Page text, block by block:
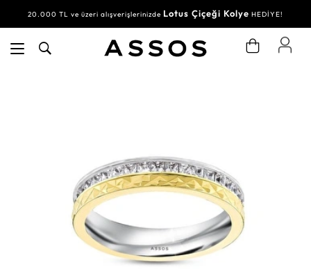
20.000 TL ve üzeri alışverişlerinizde Lotus Çiçeği Kolye HEDİYE!